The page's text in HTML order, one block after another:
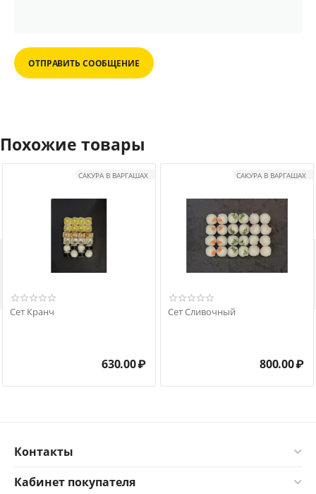
ОТПРАВИТЬ СООБЩЕНИЕ
Похожие товары
САКУРА В ВАРГАШАХ
Сет Кранч
630.00₽
САКУРА В ВАРГАШАХ
Сет Сливочный
800.00₽
Контакты
Кабинет покупателя